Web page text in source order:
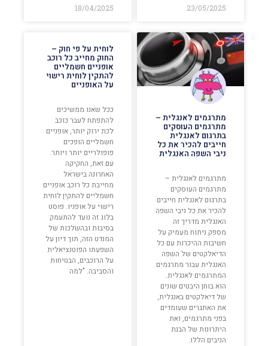
23/05/2025
18/04/2025
מתרגמים לאנגלית –
מתרגמים העוסקים
בתרגום לאנגלית
חייבים להכיר את כל
ניבי השפה האנגלית
מתרגמים לאנגלית –
מתרגמים העוסקים
בתרגום לאנגלית חייבים
להכיר את כל ניבי השפה
האנגלית מדריך זה
מספק ניתוח מעמיק על
חשיבות ההיכרות עם כל
הדיאלקטים של השפה
האנגלית עבור מתרגמים
המתרגמים לאנגלית.
הוא בוחן היבטים שונים
של דיאלקטים באנגלית,
את האתגרים שעומדים
בפני מתרגמים, ואת
היתרונות של הבנת
הניבים הללו.
לוחית על פי חוק –
החוק מחייב כל רוכב
אופניים חשמליים
להתקין לוחית רישוי
על האופניים
ככל שאנו ממשיכים
להתפתח לעבר כוכב
לכת ירוק יותר, אופניים
חשמליים הופכים
פופולריים יותר ויותר.
עם זאת, החקיקה
האחרונה בישראל
מחייבת כל רוכב אופניים
חשמליים להתקין לוחית
רישוי על אופניו. פוסט
בלוג זה נועד להתעמק
בסיבות ובהשלכות של
המנדט הזה, תוך דיון על
השפעתו הפוטנציאלית
על הרוכבים, הבטיחות
והסביבה. "למה